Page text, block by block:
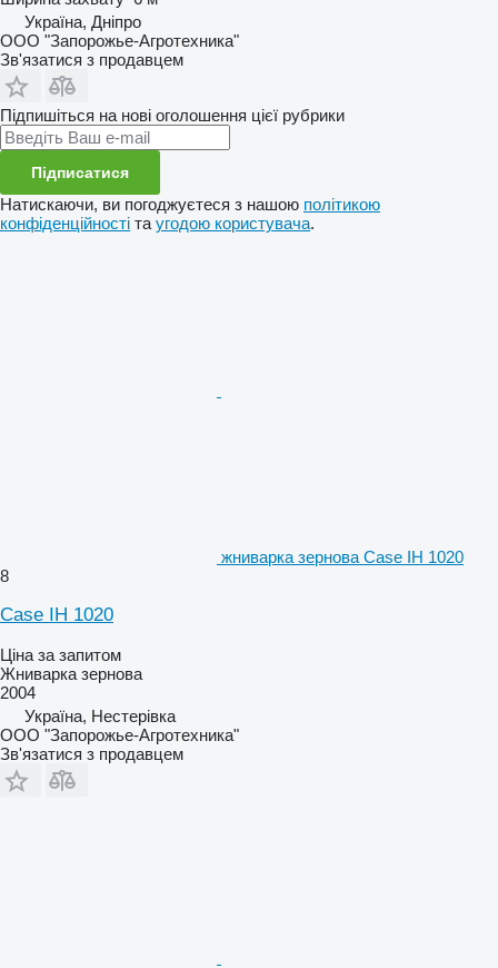
Україна, Дніпро
ООО "Запорожье-Агротехника"
Зв'язатися з продавцем
Підпишіться на нові оголошення цієї рубрики
Підписатися
Натискаючи, ви погоджуєтеся з нашою політикою
конфіденційності та угодою користувача.
жниварка зернова Case IH 1020
8
Case IH 1020
Ціна за запитом
Жниварка зернова
2004
Україна, Нестерівка
ООО "Запорожье-Агротехника"
Зв'язатися з продавцем